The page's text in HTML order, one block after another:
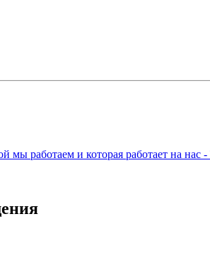
мы работаем и которая работает на нас